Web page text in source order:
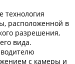
технология
расположенной в
разрешения,
вида.
с камеры и